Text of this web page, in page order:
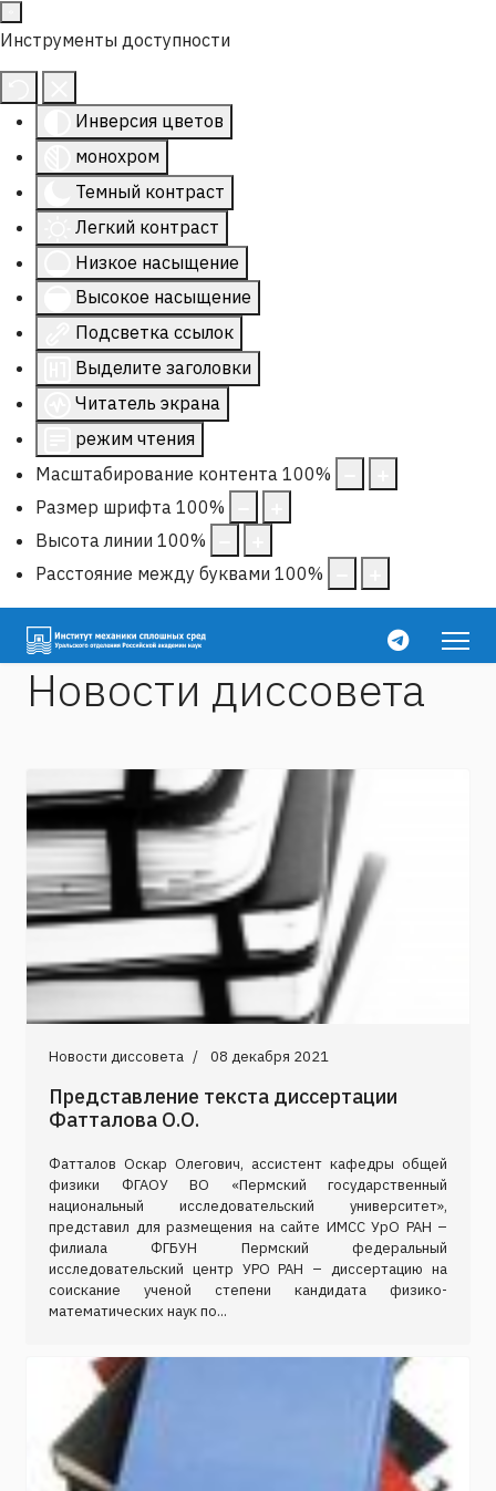
Инструменты доступности
Инверсия цветов
монохром
Темный контраст
Легкий контраст
Низкое насыщение
Высокое насыщение
Подсветка ссылок
Выделите заголовки
Читатель экрана
режим чтения
Масштабирование контента 100%
Размер шрифта 100%
Высота линии 100%
Расстояние между буквами 100%
Новости диссовета
Новости диссовета 08 декабря 2021
Представление текста диссертации
Фатталова О.О.
Фатталов Оскар Олегович, ассистент кафедры общей
физики ФГАОУ ВО «Пермский государственный
национальный исследовательский университет»,
представил для размещения на сайте ИМСС УрО РАН –
филиала ФГБУН Пермский федеральный
исследовательский центр УРО РАН – диссертацию на
соискание ученой степени кандидата физико-
математических наук по...